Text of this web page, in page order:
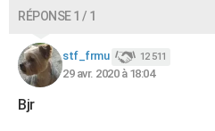
Alimentation
Guide de la santé
Maladies
Médicaments
Sommeil
VOYAGE
Destinations
City break
Voyage nature
Voyage de noces
Forum
Climat
PHOTO
GUIDES D'ACHAT
RÉPONSE 1 / 1
stf_frmu 12 511
29 avr. 2020 à 18:04
Bjr